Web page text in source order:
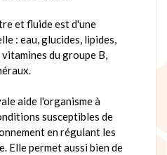
et fluide est d'une
: eau, glucides, lipides,
du groupe B,
aide l'organisme à
susceptibles de
en régulant les
Elle permet aussi bien de